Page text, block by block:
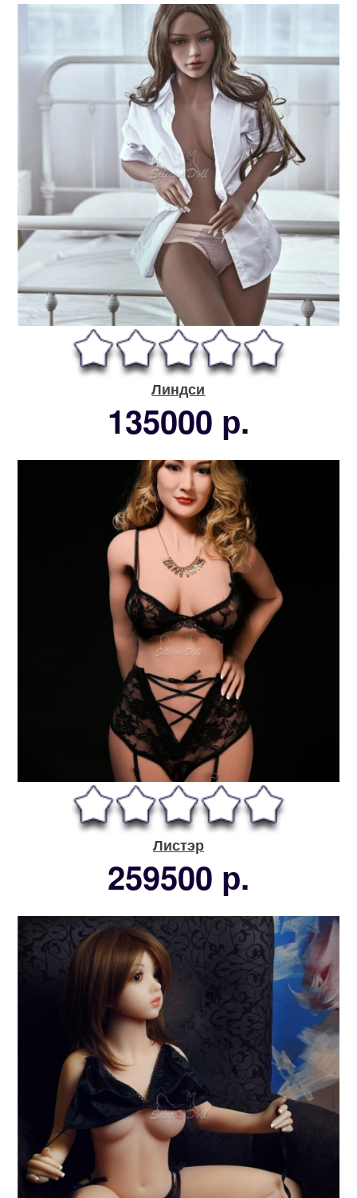
Линдси
135000 р.
Листэр
259500 р.